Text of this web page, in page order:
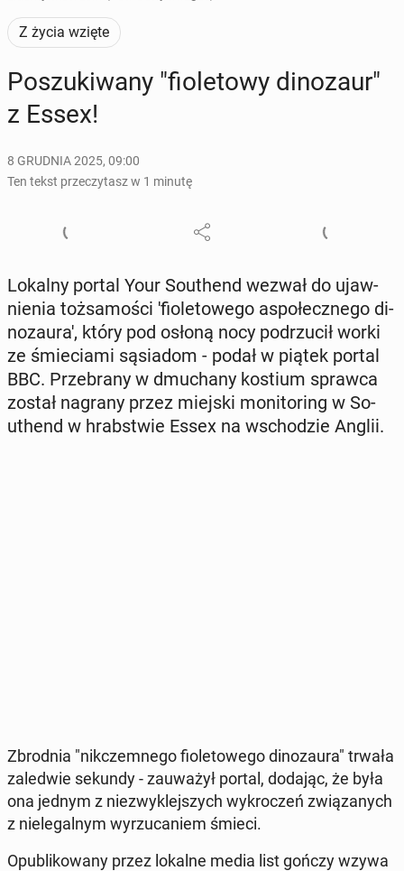
Z życia wzięte
Po­szu­ki­wa­ny "fio­le­to­wy di­no­zaur"
z Essex!
8 GRUDNIA 2025, 09:00
Ten tekst przeczytasz w 1 minutę
Lokalny portal Your So­uthend wezwał do ujaw­
nie­nia toż­sa­mo­ści 'fio­le­to­we­go aspo­łecz­ne­go di­
no­zau­ra', który pod osłoną nocy pod­rzu­cił worki
ze śmie­cia­mi są­sia­dom - podał w piątek portal
BBC. Prze­bra­ny w dmu­cha­ny kostium sprawca
został nagrany przez miejski mo­ni­to­ring w So­
uthend w hrab­stwie Essex na wscho­dzie Anglii.
Zbrod­nia "nik­czem­ne­go fio­le­to­we­go di­no­zau­ra" trwała
za­le­d­wie sekundy - za­uwa­żył portal, dodając, że była
ona jednym z nie­zwy­klej­szych wy­kro­czeń zwią­za­nych
z nie­le­gal­nym wy­rzu­ca­niem śmieci.
Opu­bli­ko­wa­ny przez lokalne media list gończy wzywa